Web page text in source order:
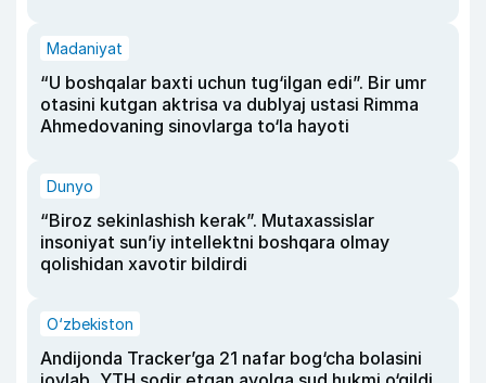
Madaniyat
“U boshqalar baxti uchun tug‘ilgan edi”. Bir umr
otasini kutgan aktrisa va dublyaj ustasi Rimma
Ahmedovaning sinovlarga to‘la hayoti
Dunyo
“Biroz sekinlashish kerak”. Mutaxassislar
insoniyat sun’iy intellektni boshqara olmay
qolishidan xavotir bildirdi
O‘zbekiston
Andijonda Tracker’ga 21 nafar bog‘cha bolasini